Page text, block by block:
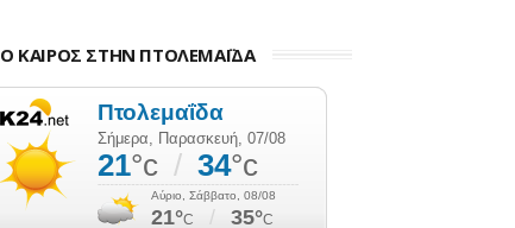
Ο ΚΑΙΡΟΣ ΣΤΗΝ ΠΤΟΛΕΜΑΪΔΑ